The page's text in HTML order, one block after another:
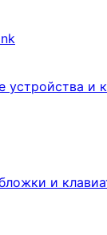
устройства и
и